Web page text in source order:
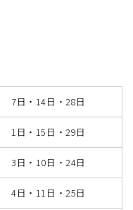
7日・14日・28日
1日・15日・29日
3日・10日・24日
4日・11日・25日